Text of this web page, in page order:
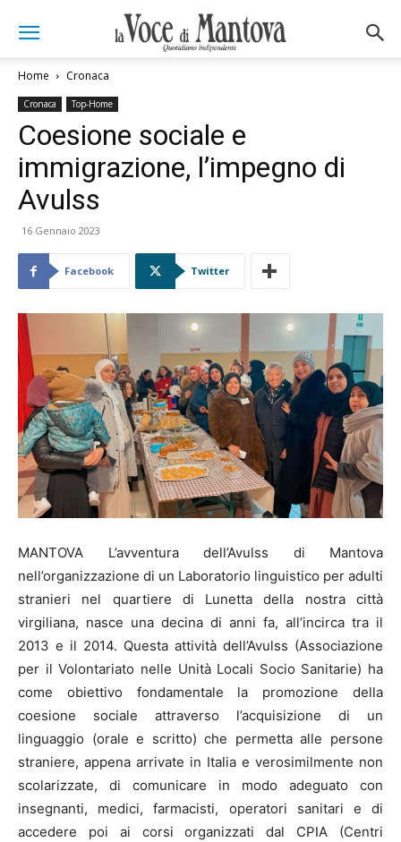
Home Cronaca
Cronaca Top-Home
Coesione sociale e
immigrazione, l’impegno di
Avulss
16 Gennaio 2023
Facebook Twitter
MANTOVA L’avventura dell’Avulss di Mantova
nell’organizzazione di un Laboratorio linguistico per adulti
stranieri nel quartiere di Lunetta della nostra città
virgiliana, nasce una decina di anni fa, all’incirca tra il
2013 e il 2014. Questa attività dell’Avulss (Associazione
per il Volontariato nelle Unità Locali Socio Sanitarie) ha
come obiettivo fondamentale la promozione della
coesione sociale attraverso l’acquisizione di un
linguaggio (orale e scritto) che permetta alle persone
straniere, appena arrivate in Italia e verosimilmente non
scolarizzate, di comunicare in modo adeguato con
insegnanti, medici, farmacisti, operatori sanitari e di
accedere poi ai corsi organizzati dal CPIA (Centri